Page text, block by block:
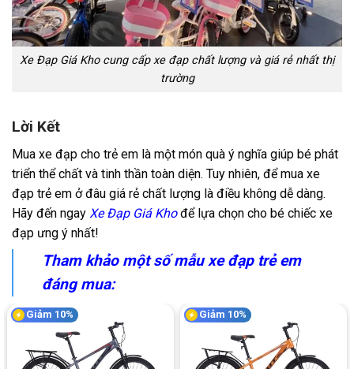
Xe Đạp Giá Kho cung cấp xe đạp chất lượng và giá rẻ nhất thị
trường
Lời Kết
Mua xe đạp cho trẻ em là một món quà ý nghĩa giúp bé phát
triển thể chất và tinh thần toàn diện. Tuy nhiên, để mua xe
đạp trẻ em ở đâu giá rẻ chất lượng là điều không dễ dàng.
Hãy đến ngay Xe Đạp Giá Khođể lựa chọn cho bé chiếc xe
đạp ưng ý nhất!
Tham khảo một số mẫu xe đạp trẻ em
đáng mua:
Giảm 10% Giảm 10%